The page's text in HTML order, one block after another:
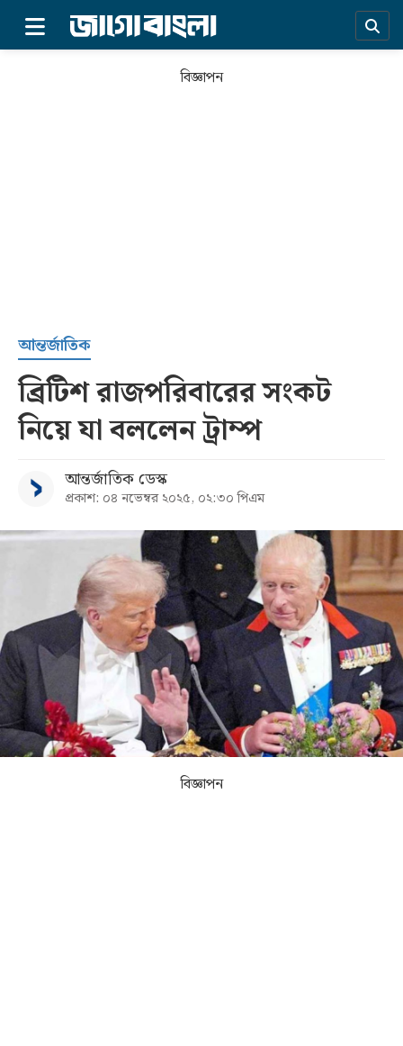
সর্বশেষ
বিভাগ
আর্কাইভ
কনভার্টার
বিজ্ঞাপন
আন্তর্জাতিক
ব্রিটিশ রাজপরিবারের সংকট
নিয়ে যা বললেন ট্রাম্প
আন্তর্জাতিক ডেস্ক
প্রকাশ: ০৪ নভেম্বর ২০২৫, ০২:৩০ পিএম
বিজ্ঞাপন